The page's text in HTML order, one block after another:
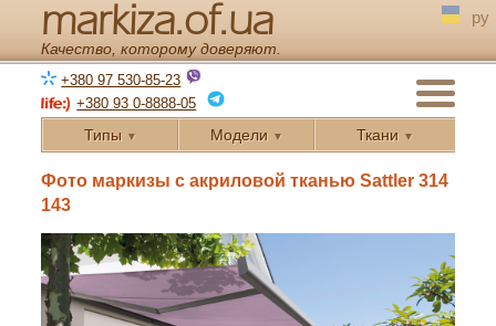
markiza.of.ua
Качество, которому доверяют.
ру
+380 97 530-85-23
+380 93 0-8888-05
Типы ▼ Модели ▼ Ткани ▼
← Назад
Фото маркизы с акриловой тканью Sattler 314
143